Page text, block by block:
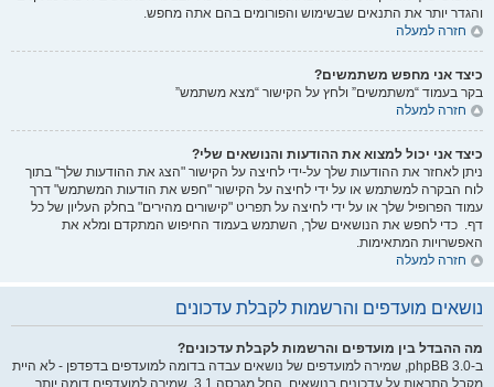
והגדר יותר את התנאים שבשימוש והפורומים בהם אתה מחפש.
חזרה למעלה
כיצד אני מחפש משתמשים?
בקר בעמוד “משתמשים” ולחץ על הקישור “מצא משתמש”
חזרה למעלה
כיצד אני יכול למצוא את ההודעות והנושאים שלי?
ניתן לאחזר את ההודעות שלך על-ידי לחיצה על הקישור "הצג את ההודעות שלך" בתוך
לוח הבקרה למשתמש או על ידי לחיצה על הקישור "חפש את הודעות המשתמש" דרך
עמוד הפרופיל שלך או על ידי לחיצה על תפריט "קישורים מהירים" בחלק העליון של כל
דף. כדי לחפש את הנושאים שלך, השתמש בעמוד החיפוש המתקדם ומלא את
האפשרויות המתאימות.
חזרה למעלה
נושאים מועדפים והרשמות לקבלת עדכונים
מה ההבדל בין מועדפים והרשמות לקבלת עדכונים?
ב-phpBB 3.0, שמירה למועדפים של נושאים עבדה בדומה למועדפים בדפדפן - לא היית
מקבל התראות על עדכונים בנושאים. החל מגרסה 3.1, שמירה למועדפים דומה יותר